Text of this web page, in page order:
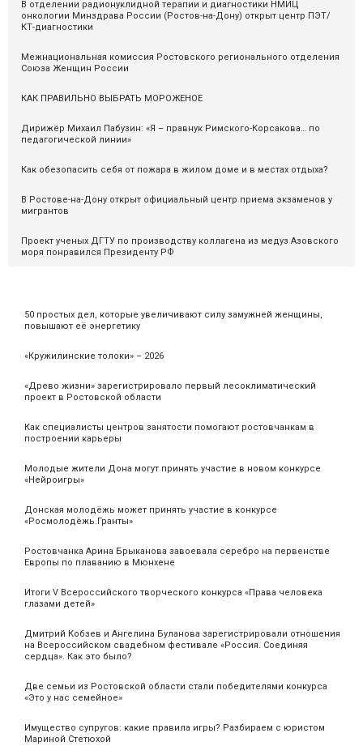
50 простых дел, которые увеличивают силу замужней женщины,
повышают её энергетику
«Кружилинские толоки» – 2026
«Древо жизни» зарегистрировало первый лесоклиматический
проект в Ростовской области
Как специалисты центров занятости помогают ростовчанкам в
построении карьеры
Молодые жители Дона могут принять участие в новом конкурсе
«Нейроигры»
Донская молодёжь может принять участие в конкурсе
«Росмолодёжь.Гранты»
Ростовчанка Арина Брыканова завоевала серебро на первенстве
Европы по плаванию в Мюнхене
Итоги V Всероссийского творческого конкурса «Права человека
глазами детей»
Дмитрий Кобзев и Ангелина Буланова зарегистрировали отношения
на Всероссийском свадебном фестивале «Россия. Соединяя
сердца». Как это было?
Две семьи из Ростовской области стали победителями конкурса
«Это у нас семейное»
Имущество супругов: какие правила игры? Разбираем с юристом
Мариной Стетюхой
В отделении радионуклидной терапии и диагностики НМИЦ
онкологии Минздрава России (Ростов-на-Дону) открыт центр ПЭТ/
КТ-диагностики
Межнациональная комиссия Ростовского регионального отделения
Союза Женщин России
КАК ПРАВИЛЬНО ВЫБРАТЬ МОРОЖЕНОЕ
Дирижёр Михаил Пабузин: «Я – правнук Римского-Корсакова… по
педагогической линии»
Как обезопасить себя от пожара в жилом доме и в местах отдыха?
В Ростове-на-Дону открыт официальный центр приема экзаменов у
мигрантов
Проект ученых ДГТУ по производству коллагена из медуз Азовского
моря понравился Президенту РФ